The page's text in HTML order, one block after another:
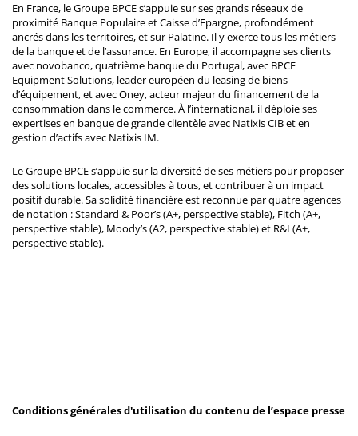
En France, le Groupe BPCE s’appuie sur ses grands réseaux de
proximité Banque Populaire et Caisse d’Epargne, profondément
ancrés dans les territoires, et sur Palatine. Il y exerce tous les métiers
de la banque et de l’assurance. En Europe, il accompagne ses clients
avec novobanco, quatrième banque du Portugal, avec BPCE
Equipment Solutions, leader européen du leasing de biens
d’équipement, et avec Oney, acteur majeur du financement de la
consommation dans le commerce. À l’international, il déploie ses
expertises en banque de grande clientèle avec Natixis CIB et en
gestion d’actifs avec Natixis IM.
Le Groupe BPCE s’appuie sur la diversité de ses métiers pour proposer
des solutions locales, accessibles à tous, et contribuer à un impact
positif durable. Sa solidité financière est reconnue par quatre agences
de notation : Standard & Poor’s (A+, perspective stable), Fitch (A+,
perspective stable), Moody’s (A2, perspective stable) et R&I (A+,
perspective stable).
Conditions générales d'utilisation du contenu de l’espace presse